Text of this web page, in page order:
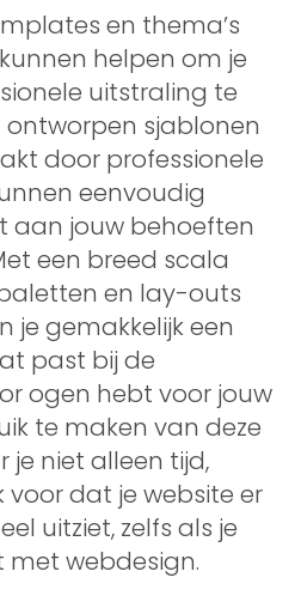
en thema’s
helpen om je
uitstraling te
ontworpen sjablonen
door professionele
eenvoudig
aan jouw behoeften
een breed scala
en lay-outs
je gemakkelijk een
past bij de
ogen hebt voor jouw
te maken van deze
niet alleen tijd,
voor dat je website er
uitziet, zelfs als je
webdesign.